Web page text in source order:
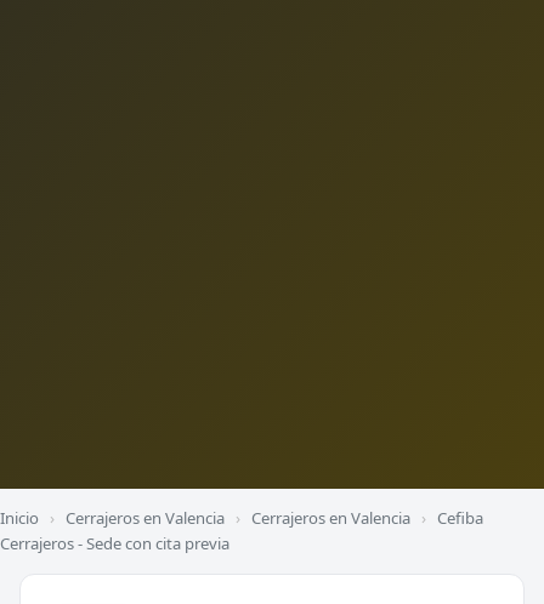
Inicio › Cerrajeros en Valencia › Cerrajeros en Valencia › Cefiba
Cerrajeros - Sede con cita previa